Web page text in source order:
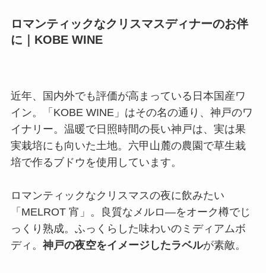
ロマンティックなクリスマスディナーのお伴
に｜KOBE WINE
近年、国内外でも評価が高まっている日本国産ワ
イン。「KOBE WINE」はその名の通り、神戸のワ
イナリー。温暖で日照時間の長い神戸は、実は果
実栽培にも向いた土地。六甲山麓の農園で草生栽
培で作るブドウを使用しています。
ロマンティックなクリスマスの夜に飲みたい
「MELROT 宵」。良質なメルロ―をオーク樽でじ
っくり熟成。ふっくらした味わいのミディアムボ
ディ。 神戸の夜空をイメージしたラベルが素敵。